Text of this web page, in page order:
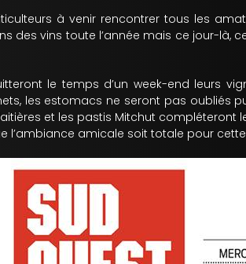
à venir rencontrer tous les
des vins toute l’année mais ce jour-
le temps d’un week-end leurs
les estomacs ne seront pas oubliés
et les pastis Mitchut
l’ambiance amicale soit totale pour